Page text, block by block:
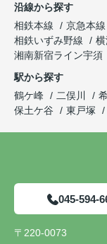
沿線から探す
相鉄本線
京急本線
相鉄いずみ野線
湘南新宿ライン宇須
駅から探す
鶴ケ峰
二俣川
保土ケ谷
東戸塚
045-594-
〒220-0073